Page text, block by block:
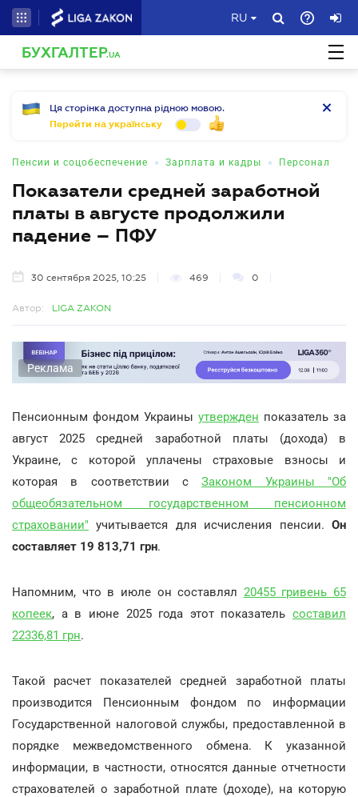
RU
БУХГАЛТЕР.UA
Ця сторінка доступна рідною мовою.
Перейти на українську
Пенсии и соцобеспечение • Зарплата и кадры • Персонал
Показатели средней заработной
платы в августе продолжили
падение – ПФУ
30 сентября 2025, 10:25 469 0
Автор: LIGA ZAKON
Реклама
Пенсионным фондом Украины утвержден показатель за
август 2025 средней заработной платы (дохода) в
Украине, с которой уплачены страховые взносы и
которая в соответствии сЗаконом Украины "Об
общеобязательном государственном пенсионном
страховании" учитывается для исчисления пенсии. Он
составляет 19 813,71 грн.
Напомним, что в июле он составлял 20455 гривень 65
копеек, а в июне 2025 года этот показатель составил
22336,81 грн.
Такой расчет показателей средней заработной платы
производится Пенсионным фондом по информации
Государственной налоговой службы, предоставленной в
порядке межведомственного обмена. К указанной
информации, в частности, относятся данные отчетности
страхователей о заработной плате (доходе), на которую